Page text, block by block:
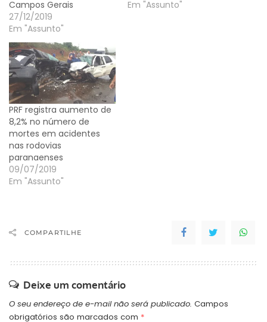
Campos Gerais
27/12/2019
Em "Assunto"
Em "Assunto"
PRF registra aumento de
8,2% no número de
mortes em acidentes
nas rodovias
paranaenses
09/07/2019
Em "Assunto"
COMPARTILHE
Deixe um comentário
O seu endereço de e-mail não será publicado. Campos
obrigatórios são marcados com *